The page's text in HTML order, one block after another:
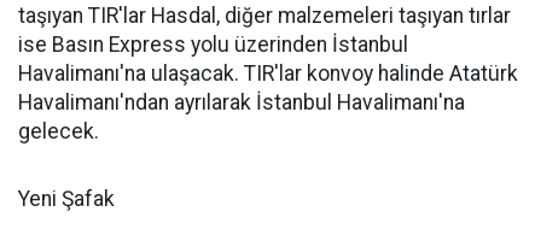
taşıyan TIR'lar Hasdal, diğer malzemeleri taşıyan tırlar
ise Basın Express yolu üzerinden İstanbul
Havalimanı'na ulaşacak. TIR'lar konvoy halinde Atatürk
Havalimanı'ndan ayrılarak İstanbul Havalimanı'na
gelecek.
Yeni Şafak